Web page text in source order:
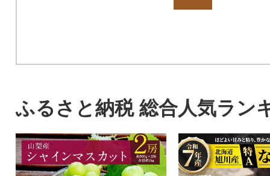
ふるさと納税 総合人気ラン